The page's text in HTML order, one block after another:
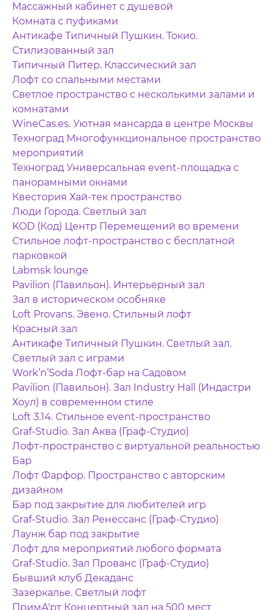
Массажный кабинет с душевой
Комната с пуфиками
Антикафе Типичный Пушкин. Токио.
Стилизованный зал
Типичный Питер. Классический зал
Лофт со спальными местами
Светлое пространство с несколькими залами и
комнатами
WineCas.es. Уютная мансарда в центре Москвы
Техноград Многофункциональное пространство
мероприятий
Техноград Универсальная event-площадка с
панорамными окнами
Квестория Хай-тек пространство
Люди Города. Светлый зал
KOD (Код) Центр Перемещений во времени
Стильное лофт-пространство с бесплатной
парковкой
Labmsk lounge
Pavilion (Павильон). Интерьерный зал
Зал в историческом особняке
Loft Provans. Эвено. Стильный лофт
Красный зал
Антикафе Типичный Пушкин. Светлый зал.
Светлый зал с играми
Work’n’Soda Лофт-бар на Садовом
Pavilion (Павильон). Зал Industry Hall (Индастри
Хоул) в современном стиле
Loft 3.14. Стильное event-пространство
Graf-Studio. Зал Аква (Граф-Студио)
Лофт-пространство с виртуальной реальностью
Бар
Лофт Фарфор. Пространство с авторским
дизайном
Бар под закрытие для любителей игр
Graf-Studio. Зал Ренессанс (Граф-Студио)
Лаунж бар под закрытие
Лофт для мероприятий любого формата
Graf-Studio. Зал Прованс (Граф-Студио)
Бывший клуб Декаданс
Зазеркалье. Светлый лофт
ПримА'рт Концертный зал на 500 мест